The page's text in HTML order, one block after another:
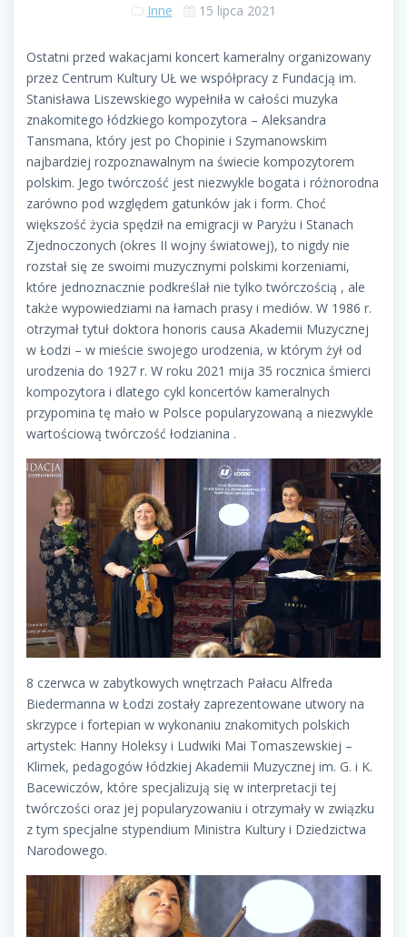
Inne 15 lipca 2021
Ostatni przed wakacjami koncert kameralny organizowany
przez Centrum Kultury UŁ we współpracy z Fundacją im.
Stanisława Liszewskiego wypełniła w całości muzyka
znakomitego łódzkiego kompozytora – Aleksandra
Tansmana, który jest po Chopinie i Szymanowskim
najbardziej rozpoznawalnym na świecie kompozytorem
polskim. Jego twórczość jest niezwykle bogata i różnorodna
zarówno pod względem gatunków jak i form. Choć
większość życia spędził na emigracji w Paryżu i Stanach
Zjednoczonych (okres II wojny światowej), to nigdy nie
rozstał się ze swoimi muzycznymi polskimi korzeniami,
które jednoznacznie podkreślał nie tylko twórczością , ale
także wypowiedziami na łamach prasy i mediów. W 1986 r.
otrzymał tytuł doktora honoris causa Akademii Muzycznej
w Łodzi – w mieście swojego urodzenia, w którym żył od
urodzenia do 1927 r. W roku 2021 mija 35 rocznica śmierci
kompozytora i dlatego cykl koncertów kameralnych
przypomina tę mało w Polsce popularyzowaną a niezwykle
wartościową twórczość łodzianina .
8 czerwca w zabytkowych wnętrzach Pałacu Alfreda
Biedermanna w Łodzi zostały zaprezentowane utwory na
skrzypce i fortepian w wykonaniu znakomitych polskich
artystek: Hanny Holeksy i Ludwiki Mai Tomaszewskiej –
Klimek, pedagogów łódzkiej Akademii Muzycznej im. G. i K.
Bacewiczów, które specjalizują się w interpretacji tej
twórczości oraz jej popularyzowaniu i otrzymały w związku
z tym specjalne stypendium Ministra Kultury i Dziedzictwa
Narodowego.